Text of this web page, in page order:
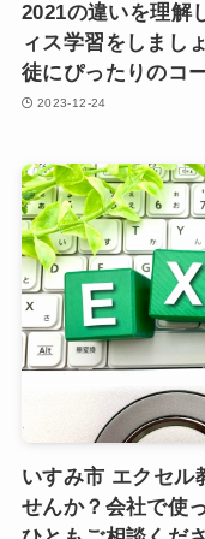
2021の違いを理解
ィス学習をしまし
徒にぴったりのコ
2023-12-24
いすみ市 エクセル
せんか？会社で使